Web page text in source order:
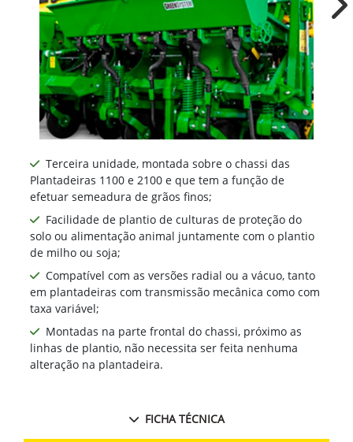
Terceira unidade, montada sobre o chassi das
Plantadeiras 1100 e 2100 e que tem a função de
efetuar semeadura de grãos finos;
Facilidade de plantio de culturas de proteção do
solo ou alimentação animal juntamente com o plantio
de milho ou soja;
Compatível com as versões radial ou a vácuo, tanto
em plantadeiras com transmissão mecânica como com
taxa variável;
Montadas na parte frontal do chassi, próximo as
linhas de plantio, não necessita ser feita nenhuma
alteração na plantadeira.
FICHA TÉCNICA